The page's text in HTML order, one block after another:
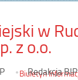
w
z o.o.
Biuletyn
Redakcja BIP